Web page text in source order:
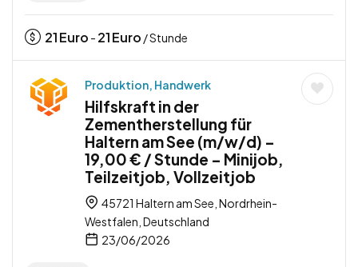
21Euro - 21Euro / Stunde
Produktion, Handwerk
Hilfskraft in der
Zementherstellung für
Haltern am See (m/w/d) –
19,00 € / Stunde – Minijob,
Teilzeitjob, Vollzeitjob
45721 Haltern am See, Nordrhein-
Westfalen, Deutschland
23/06/2026